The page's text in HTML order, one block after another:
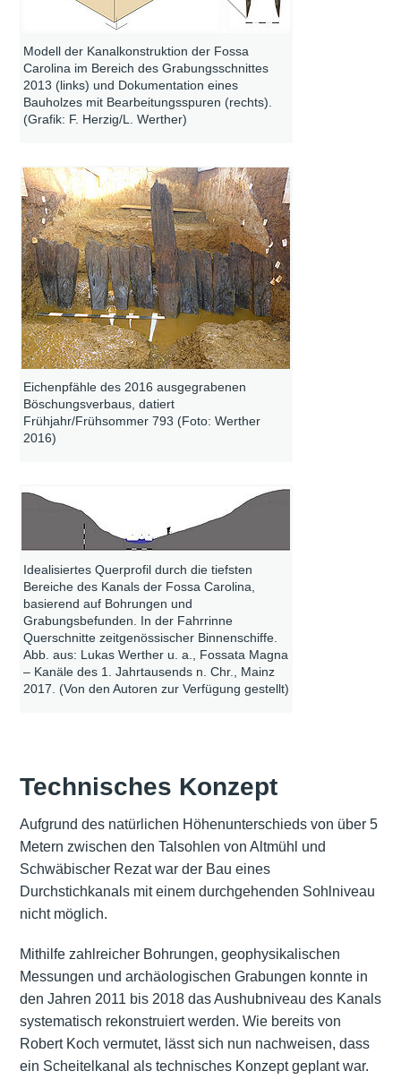
Modell der Kanalkonstruktion der Fossa
Carolina im Bereich des Grabungsschnittes
2013 (links) und Dokumentation eines
Bauholzes mit Bearbeitungsspuren (rechts).
(Grafik: F. Herzig/L. Werther)
Eichenpfähle des 2016 ausgegrabenen
Böschungsverbaus, datiert
Frühjahr/Frühsommer 793 (Foto: Werther
2016)
Idealisiertes Querprofil durch die tiefsten
Bereiche des Kanals der Fossa Carolina,
basierend auf Bohrungen und
Grabungsbefunden. In der Fahrrinne
Querschnitte zeitgenössischer Binnenschiffe.
Abb. aus: Lukas Werther u. a., Fossata Magna
– Kanäle des 1. Jahrtausends n. Chr., Mainz
2017. (Von den Autoren zur Verfügung gestellt)
Technisches Konzept
Aufgrund des natürlichen Höhenunterschieds von über 5
Metern zwischen den Talsohlen von Altmühl und
Schwäbischer Rezat war der Bau eines
Durchstichkanals mit einem durchgehenden Sohlniveau
nicht möglich.
Mithilfe zahlreicher Bohrungen, geophysikalischen
Messungen und archäologischen Grabungen konnte in
den Jahren 2011 bis 2018 das Aushubniveau des Kanals
systematisch rekonstruiert werden. Wie bereits von
Robert Koch vermutet, lässt sich nun nachweisen, dass
ein Scheitelkanal als technisches Konzept geplant war.